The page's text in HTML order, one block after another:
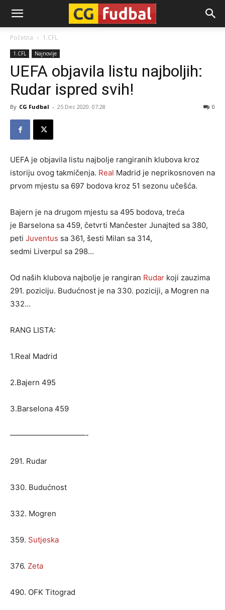
CG-
Fudbal
Početna 1.CFL
1.CFL Najnovije
UEFA objavila listu najboljih:
Rudar ispred svih!
By CG Fudbal - 25 Dec 2020. 07:28 0
UEFA je objavila listu najbolje rangiranih klubova kroz
istoriju ovog takmičenja. Real Madrid je neprikosnoven na
prvom mjestu sa 697 bodova kroz 51 sezonu učešća.
Bajern je na drugom mjestu sa 495 bodova, treća
je Barselona sa 459, četvrti Mančester Junajted sa 380,
peti Juventus sa 361, šesti Milan sa 314,
sedmi Liverpul sa 298…
Od naših klubova najbolje je rangiran Rudar koji zauzima
291. poziciju. Budućnost je na 330. poziciji, a Mogren na
332…
RANG LISTA:
1.Real Madrid
2.Bajern 495
3.Barselona 459
——————————-
291. Rudar
330. Budućnost
332. Mogren
359. Sutjeska
376. Zeta
490. OFK Titograd